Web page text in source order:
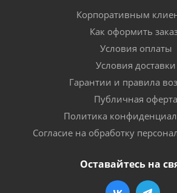
Корпоративным
Как оформить
Условия оплаты
Условия доставки
Гарантии и правила
Публичная оферта
Политика
Согласие на обработку
Оставайтесь на